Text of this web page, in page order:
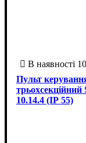
Пульт
трьохсекційний
10.14.4 (ІР 55)